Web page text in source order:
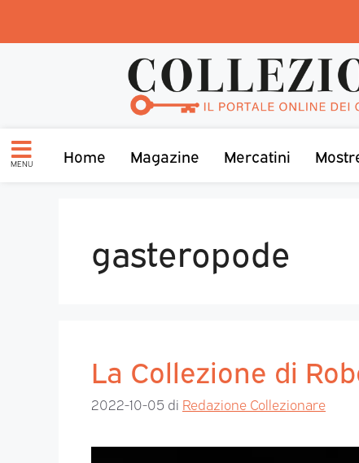
MENU Home Magazine Mercatini
gasteropode
La Collezione di
2022-10-05 di Redazione Collezionare